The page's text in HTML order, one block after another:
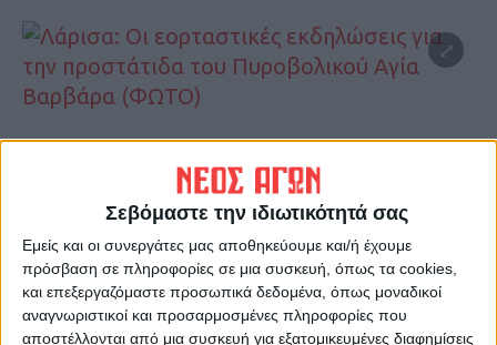
Σεβόμαστε την ιδιωτικότητά σας
Εμείς και οι συνεργάτες μας αποθηκεύουμε και/ή έχουμε
πρόσβαση σε πληροφορίες σε μια συσκευή, όπως τα cookies,
και επεξεργαζόμαστε προσωπικά δεδομένα, όπως μοναδικοί
αναγνωριστικοί και προσαρμοσμένες πληροφορίες που
αποστέλλονται από μια συσκευή για εξατομικευμένες διαφημίσεις